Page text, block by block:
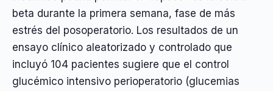
beta durante la primera semana, fase de más
estrés del posoperatorio. Los resultados de un
ensayo clínico aleatorizado y controlado que
incluyó 104 pacientes sugiere que el control
glucémico intensivo perioperatorio (glucemias